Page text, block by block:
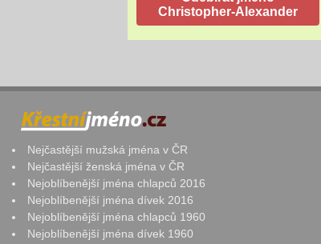
Nejčastější mužská jména v ČR
Nejčastější ženská jména v ČR
Nejoblíbenější jména chlapců 2016
Nejoblíbenější jména dívek 2016
Nejoblíbenější jména chlapců 1960
Nejoblíbenější jména dívek 1960